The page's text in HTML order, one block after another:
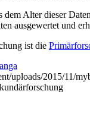
Alter dieser
ausgewertet und
ist die
uploads/2015/11/